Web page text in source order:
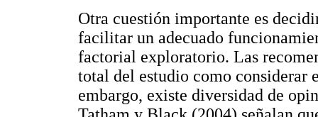
Otra cuestión importante es
facilitar un adecuado
factorial exploratorio. Las
total del estudio como considerar
embargo, existe diversidad de